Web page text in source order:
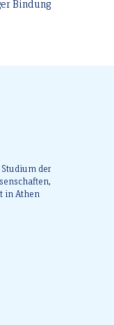
Bindung
der
in Athen